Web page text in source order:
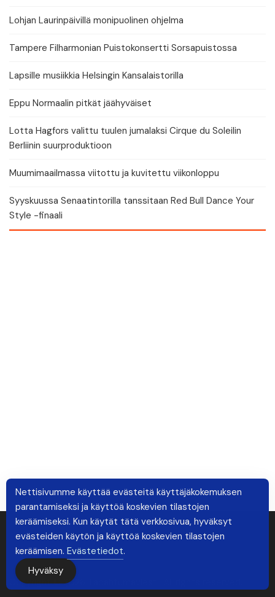
Lohjan Laurinpäivillä monipuolinen ohjelma
Tampere Filharmonian Puistokonsertti Sorsapuistossa
Lapsille musiikkia Helsingin Kansalaistorilla
Eppu Normaalin pitkät jäähyväiset
Lotta Hagfors valittu tuulen jumalaksi Cirque du Soleilin
Berliinin suurproduktioon
Muumimaailmassa viitottu ja kuvitettu viikonloppu
Syyskuussa Senaatintorilla tanssitaan Red Bull Dance Your
Style -finaali
Copyright © 2026 Tapahtumaviesti. All rights reserved.
Nettisivumme käyttää evästeitä käyttäjäkokemuksen
parantamiseksi ja käyttöä koskevien tilastojen
keräämiseksi. Kun käytät tätä verkkosivua, hyväksyt
evästeiden käytön ja käyttöä koskevien tilastojen
keräämisen. Evästetiedot.
Hyväksy